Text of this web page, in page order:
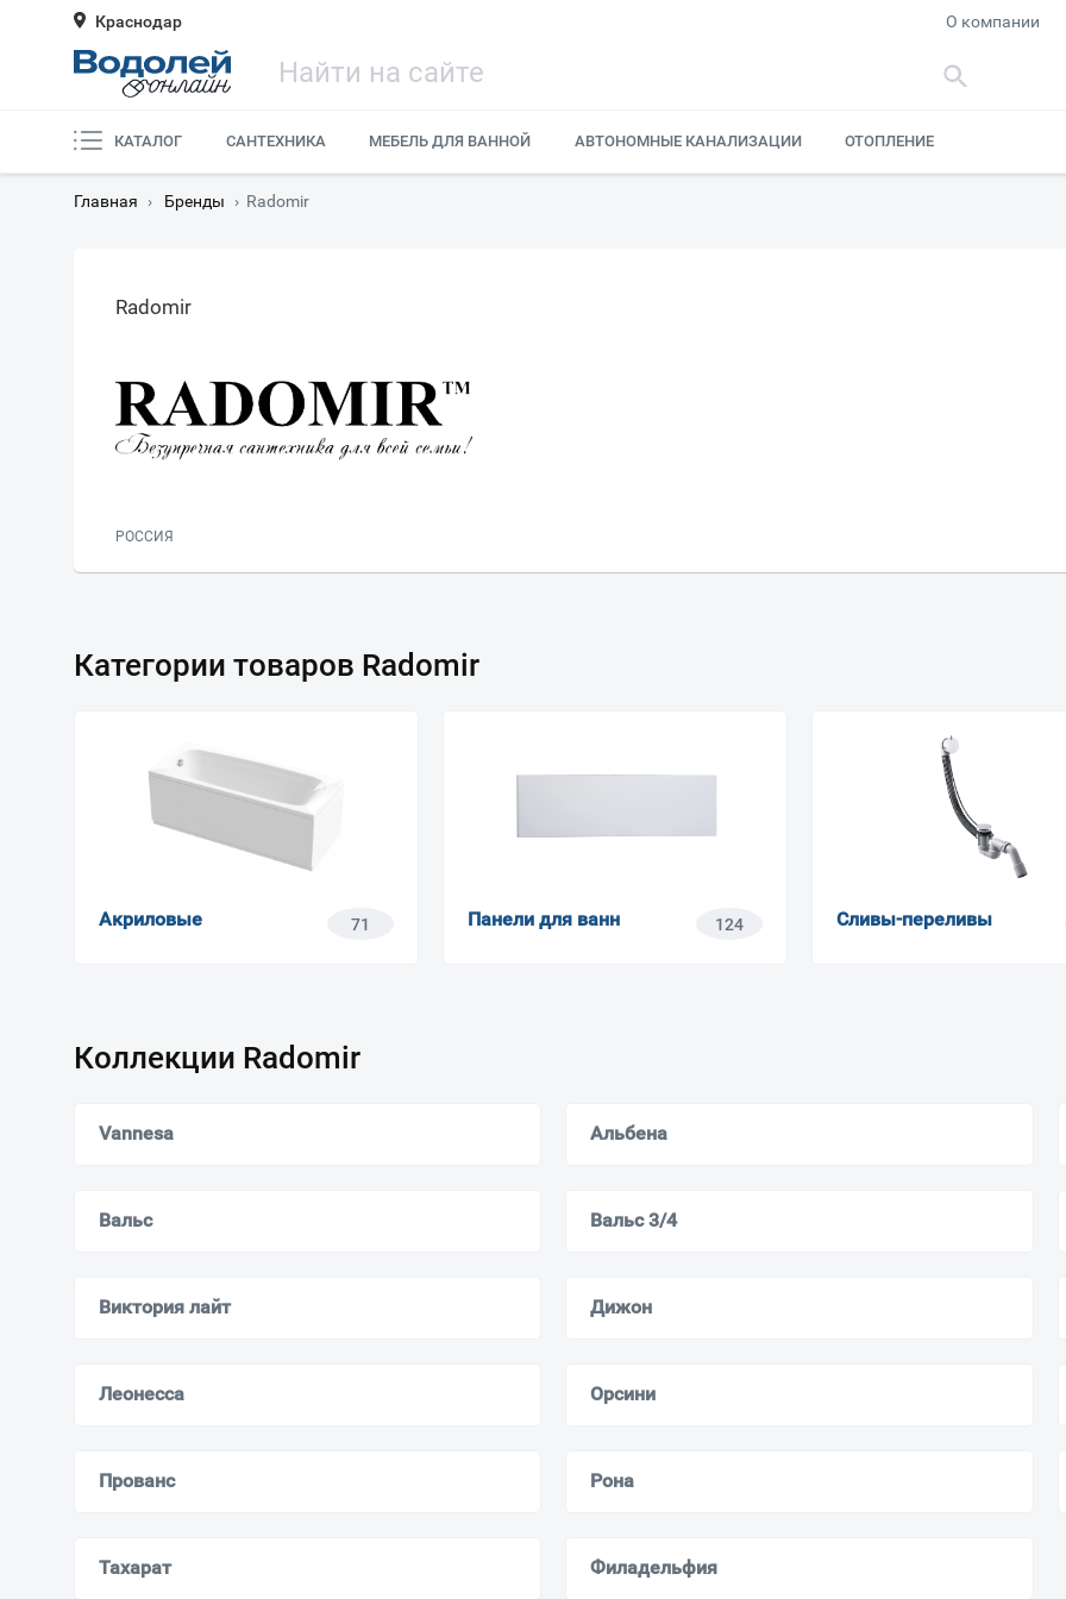
Краснодар О компании
КАТАЛОГ САНТЕХНИКА МЕБЕЛЬ ДЛЯ ВАННОЙ АВТОНОМНЫЕ КАНАЛИЗАЦИИ ОТОПЛЕНИЕ
Главная › Бренды › Radomir
Radomir
РОССИЯ
Категории товаров Radomir
Акриловые 71 Панели для ванн 124 Сливы-переливы
Коллекции Radomir
Vannesa Альбена
Вальс Вальс 3/4
Виктория лайт Дижон
Леонесса Орсини
Прованс Рона
Тахарат Филадельфия
Мурманск